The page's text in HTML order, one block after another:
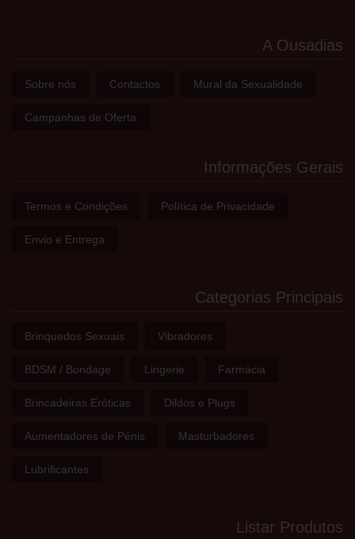
A Ousadias
Sobre nós Contactos Mural da Sexualidade
Campanhas de Oferta
Informações Gerais
Termos e Condições Política de Privacidade
Envio e Entrega
Categorias Principais
Brinquedos Sexuais Vibradores
BDSM / Bondage Lingerie Farmácia
Brincadeiras Eróticas Dildos e Plugs
Aumentadores de Pénis Masturbadores
Lubrificantes
Listar Produtos